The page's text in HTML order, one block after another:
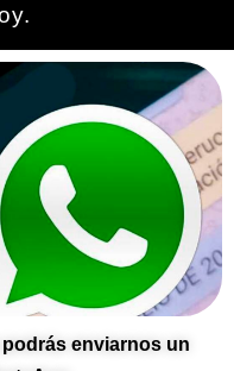
enviarnos un